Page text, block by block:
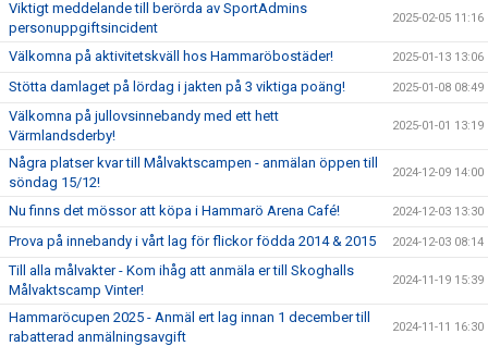
Viktigt meddelande till berörda av SportAdmins
personuppgiftsincident
2025-02-05 11:16
Välkomna på aktivitetskväll hos Hammaröbostäder! 2025-01-13 13:06
Stötta damlaget på lördag i jakten på 3 viktiga poäng! 2025-01-08 08:49
Välkomna på jullovsinnebandy med ett hett
Värmlandsderby!
2025-01-01 13:19
Några platser kvar till Målvaktscampen - anmälan öppen till
söndag 15/12!
2024-12-09 14:00
Nu finns det mössor att köpa i Hammarö Arena Café! 2024-12-03 13:30
Prova på innebandy i vårt lag för flickor födda 2014 & 2015 2024-12-03 08:14
Till alla målvakter - Kom ihåg att anmäla er till Skoghalls
Målvaktscamp Vinter!
2024-11-19 15:39
Hammaröcupen 2025 - Anmäl ert lag innan 1 december till
rabatterad anmälningsavgift
2024-11-11 16:30